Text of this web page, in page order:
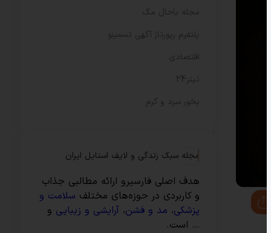
مجله باحال مگ
پلتفرم رپورتاژ آگهی تسمینو
اقتصادی
تیتر24
بخور سرد و گرم
مجله سبک زندگی و لایف استایل ایران
هدف اصلی فارسیرو ارائه مطالبی جذاب
و کاربردی در حوزه‌های مختلف سلامت و
پزشکی، مد و فشن، آرایشی و زیبایی و
… است.